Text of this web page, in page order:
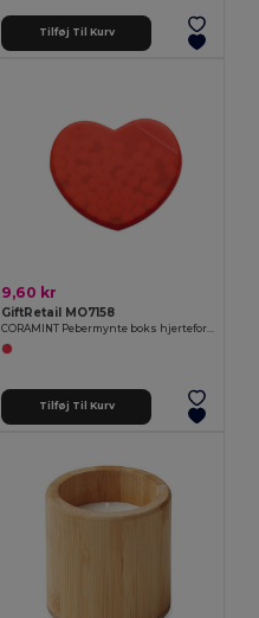
Tilføj Til Kurv
9,60 kr
GiftRetail MO7158
Tilføj Til Kurv